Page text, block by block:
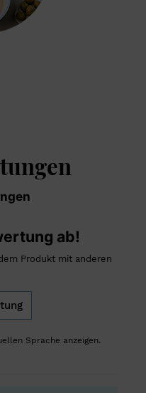
ab!
Produkt mit anderen
Sprache anzeigen.